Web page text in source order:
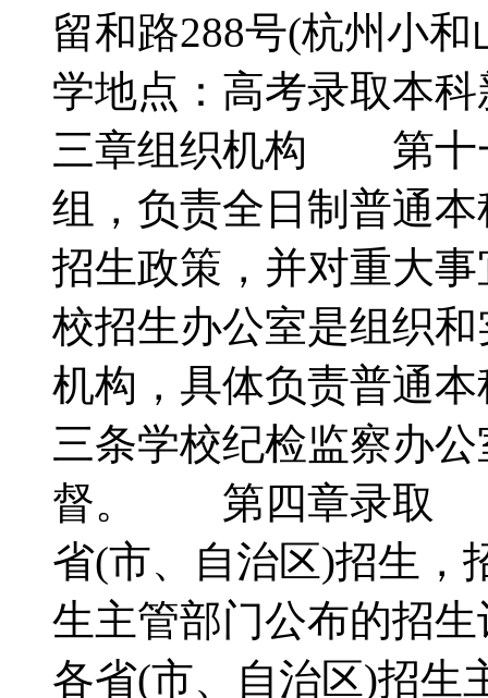
留和路288号(杭州小
学地点：高考录取本
三章组织机构 第十
组，负责全日制普通
招生政策，并对重大
校招生办公室是组织
机构，具体负责普通
三条学校纪检监察办
督。 第四章录取
省(市、自治区)招生，
生主管部门公布的招
各省(市、自治区)招生